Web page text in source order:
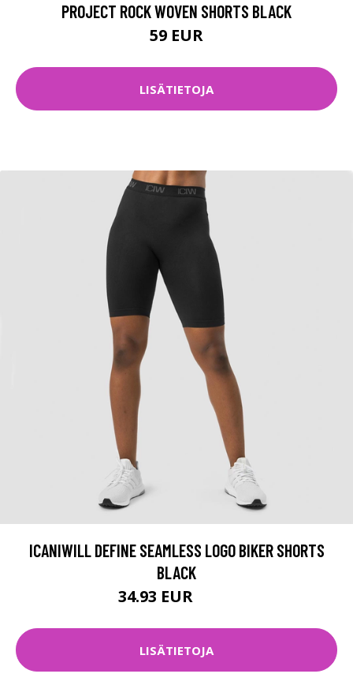
PROJECT ROCK WOVEN SHORTS BLACK
59 EUR
LISÄTIETOJA
ICANIWILL DEFINE SEAMLESS LOGO BIKER SHORTS
BLACK
34.93 EUR
LISÄTIETOJA